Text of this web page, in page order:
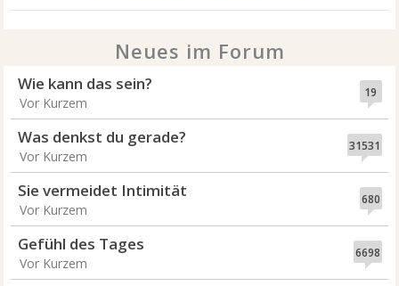
Neues im Forum
19
Wie kann das sein?
Vor Kurzem
31531
Was denkst du gerade?
Vor Kurzem
680
Sie vermeidet Intimität
Vor Kurzem
6698
Gefühl des Tages
Vor Kurzem